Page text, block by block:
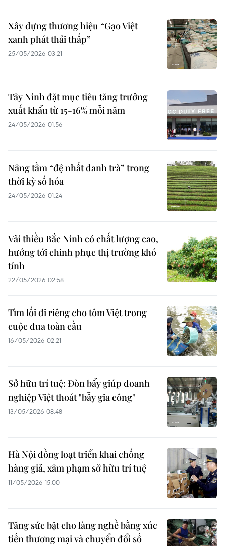
Xây dựng thương hiệu “Gạo Việt
xanh phát thải thấp”
25/05/2026 03:21
Tây Ninh đặt mục tiêu tăng trưởng
xuất khẩu từ 15-16% mỗi năm
24/05/2026 01:56
Nâng tầm “đệ nhất danh trà” trong
thời kỳ số hóa
24/05/2026 01:24
Vải thiều Bắc Ninh có chất lượng cao,
hướng tới chinh phục thị trường khó
tính
22/05/2026 02:58
Tìm lối đi riêng cho tôm Việt trong
cuộc đua toàn cầu
16/05/2026 02:21
Sở hữu trí tuệ: Đòn bẩy giúp doanh
nghiệp Việt thoát "bẫy gia công"
13/05/2026 08:48
Hà Nội đồng loạt triển khai chống
hàng giả, xâm phạm sở hữu trí tuệ
11/05/2026 15:00
Tăng sức bật cho làng nghề bằng xúc
tiến thương mại và chuyển đổi số